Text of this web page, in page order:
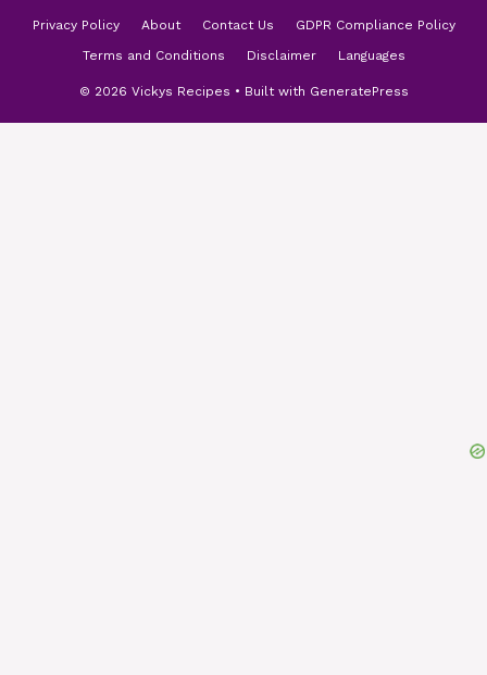
Privacy Policy About Contact Us
GDPR Compliance Policy
Terms and Conditions
Disclaimer Languages
© 2026 Vickys Recipes • Built with GeneratePress